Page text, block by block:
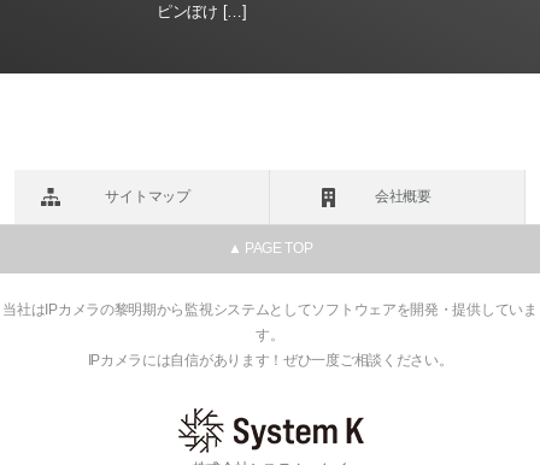
ピンぼけ […]
サイトマップ 会社概要
▲ PAGE TOP
当社はIPカメラの黎明期から監視システムとしてソフトウェアを開発・提供していま
す。
IPカメラには自信があります！ぜひ一度ご相談ください。